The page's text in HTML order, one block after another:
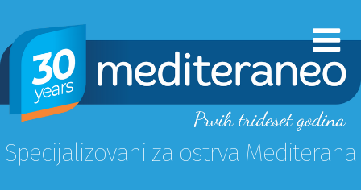
Specijalizovani za ostrva Mediterana